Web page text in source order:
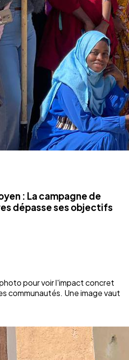
: La campagne de
dépasse ses objectifs
pour voir l'impact concret
communautés. Une image vaut